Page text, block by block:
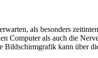
als besonders
als auch die
kann über